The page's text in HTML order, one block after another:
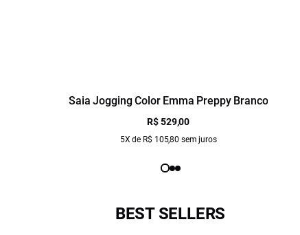
Saia Jogging Color Emma Preppy Branco
R$ 529,00
5X de R$ 105,80 sem juros
BEST SELLERS